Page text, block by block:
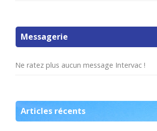
Messagerie
Ne ratez plus aucun message Intervac !
Articles récents